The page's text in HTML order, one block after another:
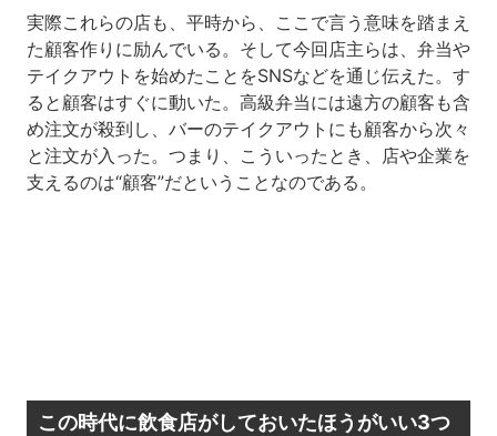
実際これらの店も、平時から、ここで言う意味を踏まえ
た顧客作りに励んでいる。そして今回店主らは、弁当や
テイクアウトを始めたことをSNSなどを通じ伝えた。す
ると顧客はすぐに動いた。高級弁当には遠方の顧客も含
め注文が殺到し、バーのテイクアウトにも顧客から次々
と注文が入った。つまり、こういったとき、店や企業を
支えるのは“顧客”だということなのである。
この時代に飲食店がしておいたほうがいい3つ